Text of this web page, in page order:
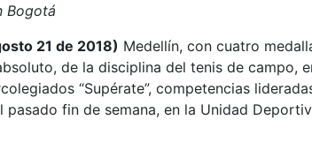
Bogotá
21 de 2018) Medellín, con cuatro
de la disciplina del tenis de campo,
“Supérate”, competencias
pasado fin de semana, en la Unidad